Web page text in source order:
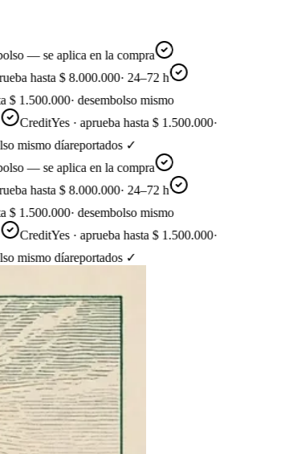
— se aplica en la compra
hasta $ 8.000.000·24–72 h
·desembolso mismo
CreditYes · aprueba hasta $ 1.500.000·
díareportados ✓
— se aplica en la compra
hasta $ 8.000.000·24–72 h
·desembolso mismo
CreditYes · aprueba hasta $ 1.500.000·
díareportados ✓